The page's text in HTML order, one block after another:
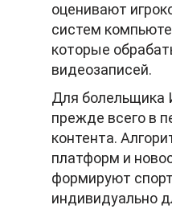
оценивают
систем
которые
видеозаписей.
Для болельщика
прежде всего в
контента.
платформ и
формируют
индивидуально